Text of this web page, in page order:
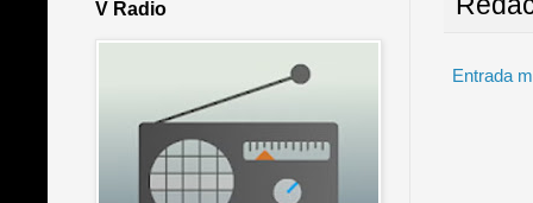
Entrada
V Radio